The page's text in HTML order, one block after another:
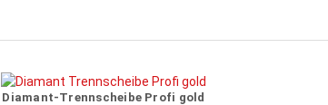
Diamant-Trennscheibe Profi gold